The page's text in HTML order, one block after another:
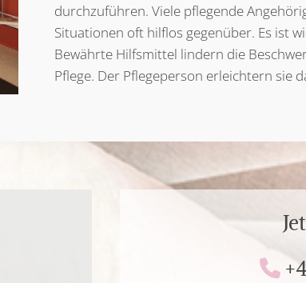
durchzuführen. Viele pflegende
Situationen oft hilflos gegenüber. Es ist
Bewährte Hilfsmittel lindern die
Pflege. Der Pflegeperson erleichtern sie
